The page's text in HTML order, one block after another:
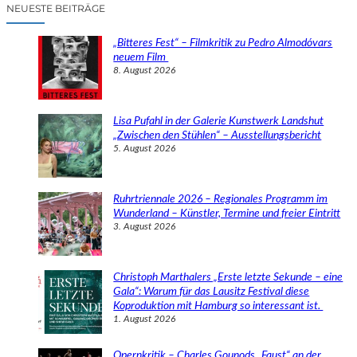
NEUESTE BEITRÄGE
„Bitteres Fest“ – Filmkritik zu Pedro Almodóvars
neuem Film
8. August 2026
Lisa Pufahl in der Galerie Kunstwerk Landshut
„Zwischen den Stühlen“ – Ausstellungsbericht
5. August 2026
Ruhrtriennale 2026 – Regionales Programm im
Wunderland – Künstler, Termine und freier Eintritt
3. August 2026
Christoph Marthalers „Erste letzte Sekunde – eine
Gala“: Warum für das Lausitz Festival diese
Koproduktion mit Hamburg so interessant ist.
1. August 2026